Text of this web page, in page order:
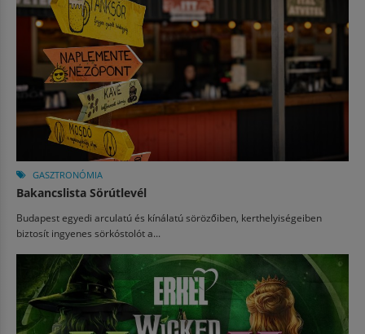
GASZTRONÓMIA
Bakancslista Sörútlevél
Budapest egyedi arculatú és kínálatú sörözőiben, kerthelyiségeiben
biztosít ingyenes sörkóstolót a...